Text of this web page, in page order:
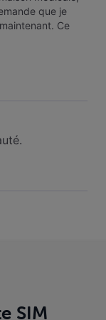
que je
Ce
formulaires de
SIM